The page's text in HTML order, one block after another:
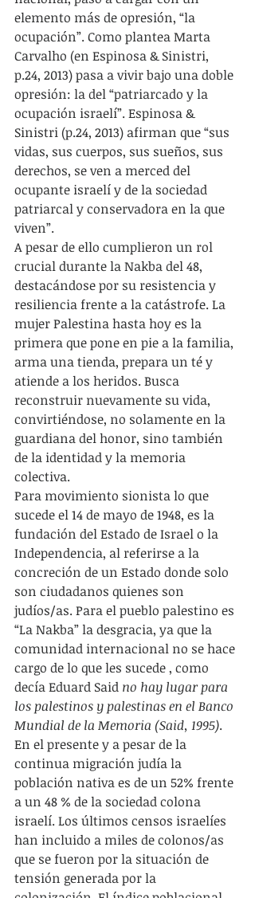
elemento más de opresión, “la
ocupación”. Como plantea Marta
Carvalho (en Espinosa & Sinistri,
p.24, 2013) pasa a vivir bajo una doble
opresión: la del “patriarcado y la
ocupación israelí”. Espinosa &
Sinistri (p.24, 2013) afirman que “sus
vidas, sus cuerpos, sus sueños, sus
derechos, se ven a merced del
ocupante israelí y de la sociedad
patriarcal y conservadora en la que
viven”.
A pesar de ello cumplieron un rol
crucial durante la Nakba del 48,
destacándose por su resistencia y
resiliencia frente a la catástrofe. La
mujer Palestina hasta hoy es la
primera que pone en pie a la familia,
arma una tienda, prepara un té y
atiende a los heridos. Busca
reconstruir nuevamente su vida,
convirtiéndose, no solamente en la
guardiana del honor, sino también
de la identidad y la memoria
colectiva.
Para movimiento sionista lo que
sucede el 14 de mayo de 1948, es la
fundación del Estado de Israel o la
Independencia, al referirse a la
concreción de un Estado donde solo
son ciudadanos quienes son
judíos/as. Para el pueblo palestino es
“La Nakba” la desgracia, ya que la
comunidad internacional no se hace
cargo de lo que les sucede , como
decía Eduard Said no hay lugar para
los palestinos y palestinas en el Banco
Mundial de la Memoria (Said, 1995).
En el presente y a pesar de la
continua migración judía la
población nativa es de un 52% frente
a un 48 % de la sociedad colona
israelí. Los últimos censos israelíes
han incluido a miles de colonos/as
que se fueron por la situación de
tensión generada por la